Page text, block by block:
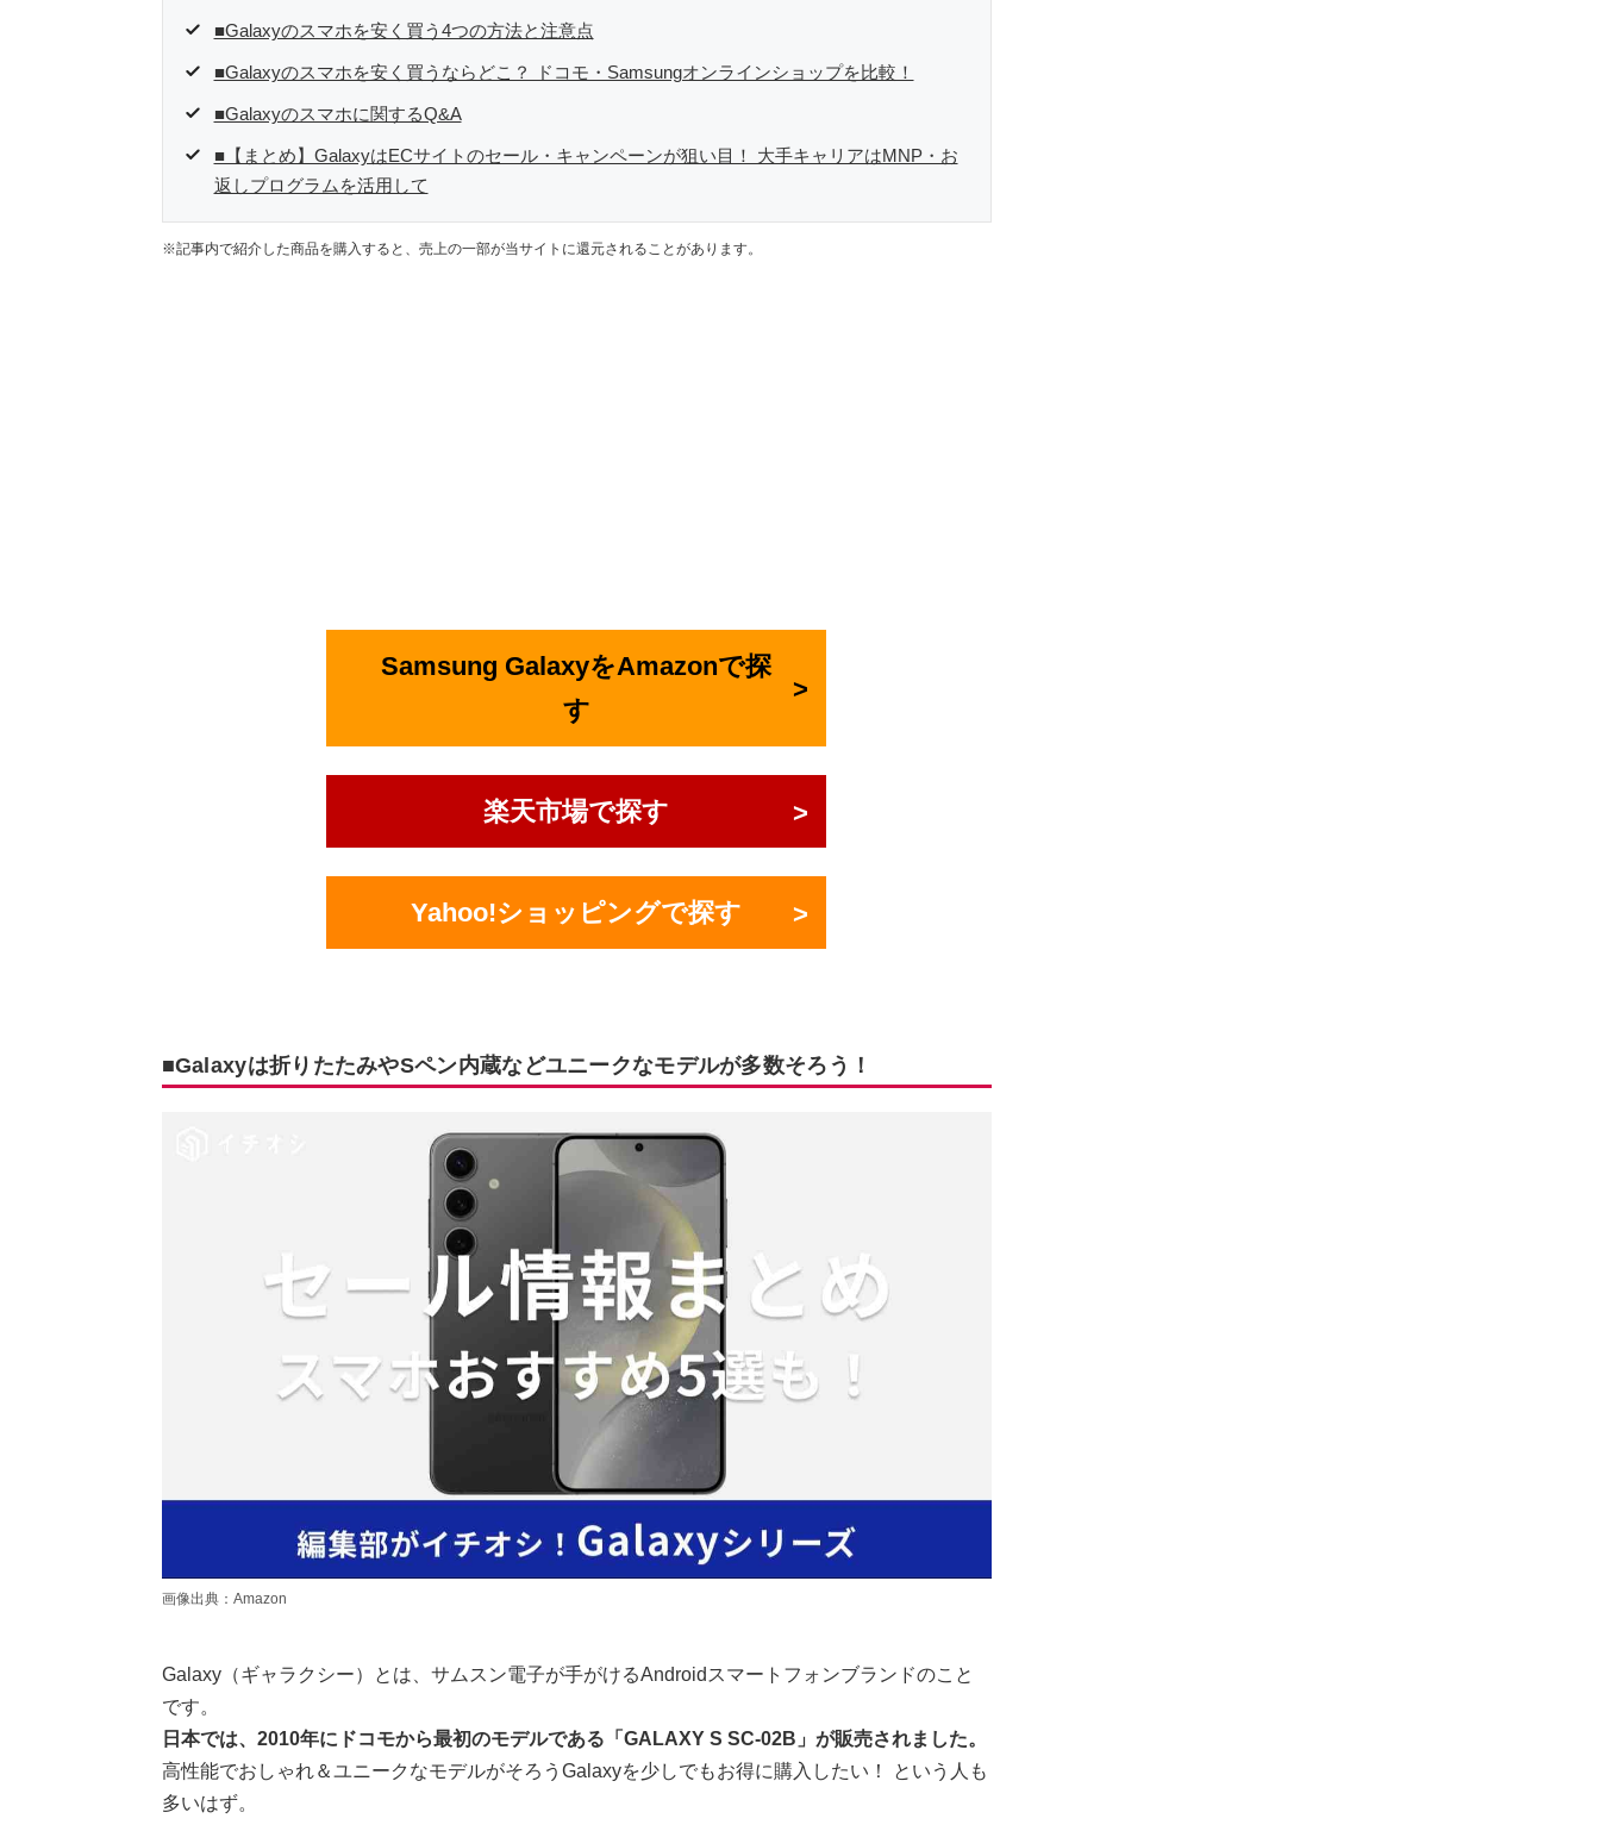
■Galaxyのスマホを安く買う4つの方法と注意点
■Galaxyのスマホを安く買うならどこ？ ドコモ・Samsungオンラインショップを比較！
■Galaxyのスマホに関するQ&A
■【まとめ】GalaxyはECサイトのセール・キャンペーンが狙い目！ 大手キャリアはMNP・お
返しプログラムを活用して
※記事内で紹介した商品を購入すると、売上の一部が当サイトに還元されることがあります。
Samsung GalaxyをAmazonで探
す
楽天市場で探す
Yahoo!ショッピングで探す
■Galaxyは折りたたみやSペン内蔵などユニークなモデルが多数そろう！
画像出典：Amazon
Galaxy（ギャラクシー）とは、サムスン電子が手がけるAndroidスマートフォンブランドのこと
です。
日本では、2010年にドコモから最初のモデルである「GALAXY S SC-02B」が販売されました。
高性能でおしゃれ＆ユニークなモデルがそろうGalaxyを少しでもお得に購入したい！ という人も
多いはず。